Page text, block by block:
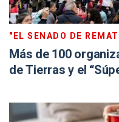
"EL SENADO DE
Más de 100
de Tierras y el